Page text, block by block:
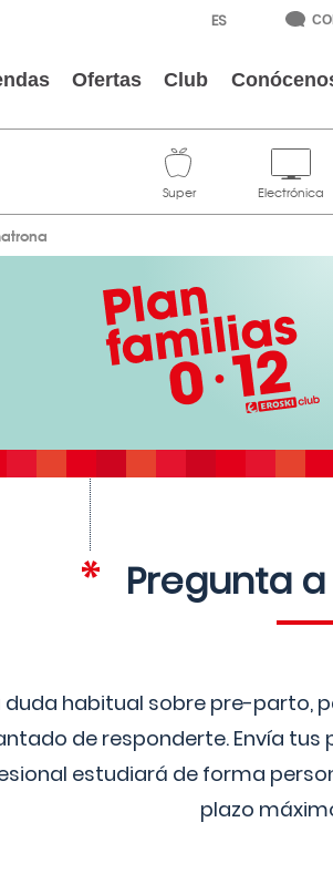
Ofertas Club
Pregunta
duda habitual sobre pre-
de responderte. Envía
estudiará de forma
plazo